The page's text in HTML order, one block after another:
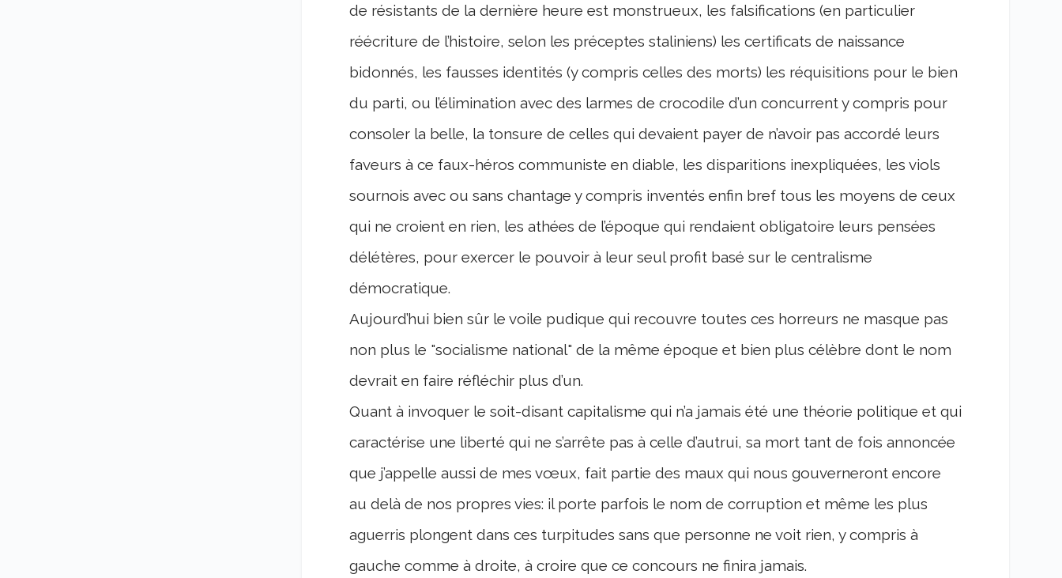
de résistants de la dernière heure est monstrueux, les falsifications (en particulier
réécriture de l’histoire, selon les préceptes staliniens) les certificats de naissance
bidonnés, les fausses identités (y compris celles des morts) les réquisitions pour le bien
du parti, ou l’élimination avec des larmes de crocodile d’un concurrent y compris pour
consoler la belle, la tonsure de celles qui devaient payer de n’avoir pas accordé leurs
faveurs à ce faux-héros communiste en diable, les disparitions inexpliquées, les viols
sournois avec ou sans chantage y compris inventés enfin bref tous les moyens de ceux
qui ne croient en rien, les athées de l’époque qui rendaient obligatoire leurs pensées
délétères, pour exercer le pouvoir à leur seul profit basé sur le centralisme
démocratique.
Aujourd’hui bien sûr le voile pudique qui recouvre toutes ces horreurs ne masque pas
non plus le "socialisme national" de la même époque et bien plus célèbre dont le nom
devrait en faire réfléchir plus d’un.
Quant à invoquer le soit-disant capitalisme qui n’a jamais été une théorie politique et qui
caractérise une liberté qui ne s’arrête pas à celle d’autrui, sa mort tant de fois annoncée
que j’appelle aussi de mes vœux, fait partie des maux qui nous gouverneront encore
au delà de nos propres vies: il porte parfois le nom de corruption et même les plus
aguerris plongent dans ces turpitudes sans que personne ne voit rien, y compris à
gauche comme à droite, à croire que ce concours ne finira jamais.